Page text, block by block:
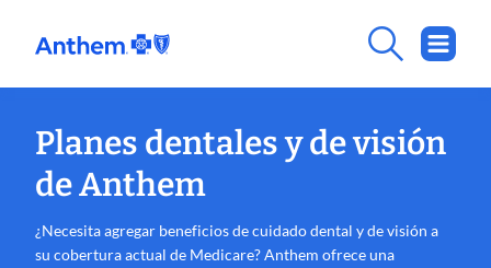
Planes dentales y de visión
de Anthem
¿Necesita agregar beneficios de cuidado dental y de visión a
su cobertura actual de Medicare? Anthem ofrece una